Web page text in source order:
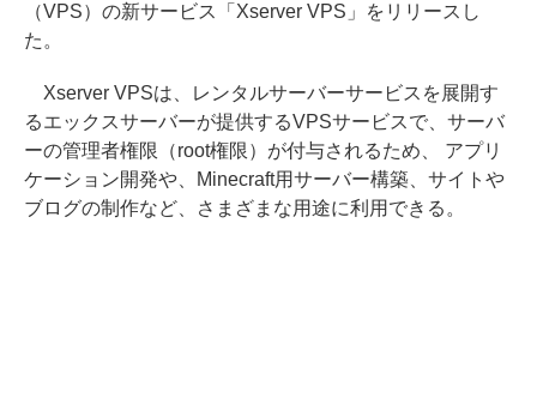
（VPS）の新サービス「Xserver VPS」をリリースし
た。
Xserver VPSは、レンタルサーバーサービスを展開す
るエックスサーバーが提供するVPSサービスで、サーバ
ーの管理者権限（root権限）が付与されるため、 アプリ
ケーション開発や、Minecraft用サーバー構築、サイトや
ブログの制作など、さまざまな用途に利用できる。